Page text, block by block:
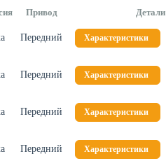
Привод Детали
Передний Характеристики
Передний Характеристики
Передний Характеристики
Передний Характеристики